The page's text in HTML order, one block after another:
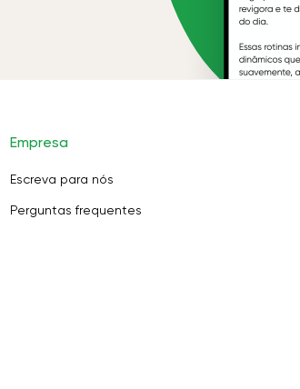
Empresa
Escreva para nós
Perguntas frequentes